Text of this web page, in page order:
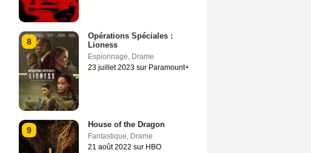
8
Opérations Spéciales :
Lioness
Espionnage, Drame
23 juillet 2023 sur Paramount+
9
House of the Dragon
Fantastique, Drame
21 août 2022 sur HBO